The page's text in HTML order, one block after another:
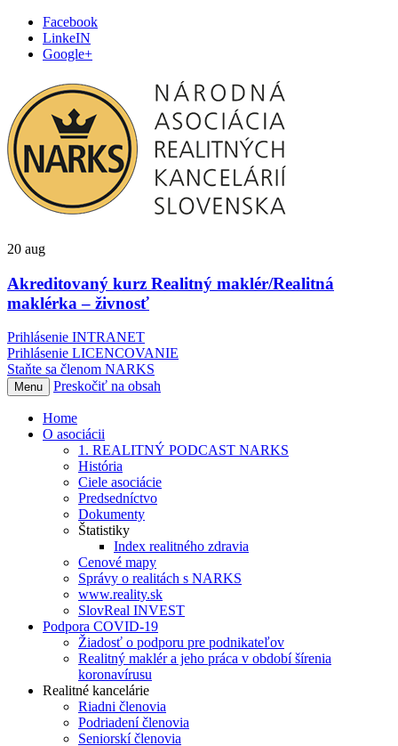
Facebook
LinkeIN
Google+
20 aug
Akreditovaný kurz Realitný maklér/Realitná
maklérka – živnosť
Prihlásenie INTRANET
Prihlásenie LICENCOVANIE
Staňte sa členom NARKS
Menu Preskočiť na obsah
Home
O asociácii
1. REALITNÝ PODCAST NARKS
História
Ciele asociácie
Predsedníctvo
Dokumenty
Štatistiky
Index realitného zdravia
Cenové mapy
Správy o realitách s NARKS
www.reality.sk
SlovReal INVEST
Podpora COVID-19
Žiadosť o podporu pre podnikateľov
Realitný maklér a jeho práca v období šírenia
koronavírusu
Realitné kancelárie
Riadni členovia
Podriadení členovia
Seniorskí členovia